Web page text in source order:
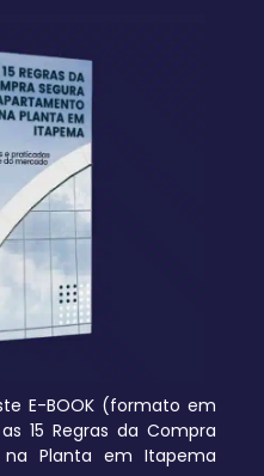
E-BOOK (formato em
15 Regras da Compra
Planta em Itapema